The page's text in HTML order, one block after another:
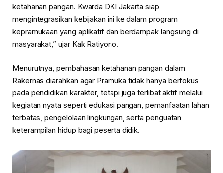
ketahanan pangan. Kwarda DKI Jakarta siap
mengintegrasikan kebijakan ini ke dalam program
kepramukaan yang aplikatif dan berdampak langsung di
masyarakat,” ujar Kak Ratiyono.
Menurutnya, pembahasan ketahanan pangan dalam
Rakernas diarahkan agar Pramuka tidak hanya berfokus
pada pendidikan karakter, tetapi juga terlibat aktif melalui
kegiatan nyata seperti edukasi pangan, pemanfaatan lahan
terbatas, pengelolaan lingkungan, serta penguatan
keterampilan hidup bagi peserta didik.